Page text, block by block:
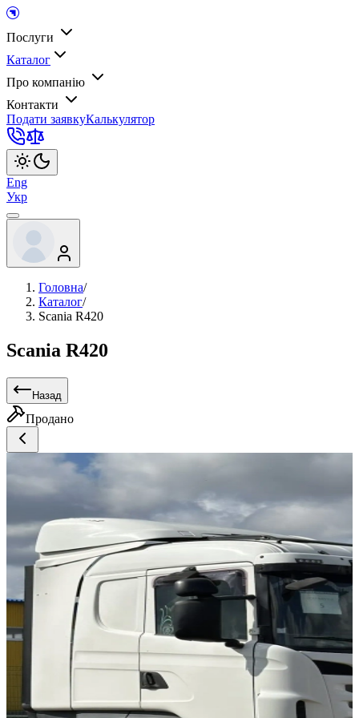
Послуги
Каталог
Про компанію
Контакти
Подати заявкуКалькулятор
Eng
Укр
Головна/
Каталог/
Scania R420
Scania R420
Назад
Продано